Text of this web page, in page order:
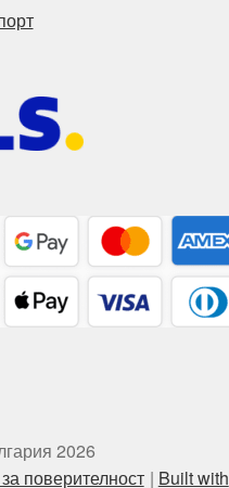
2026
поверителност
Built with